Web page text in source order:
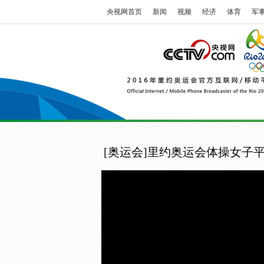
央视网首页 新闻 视频 经济 体育 军
[奥运会]里约奥运会体操女子